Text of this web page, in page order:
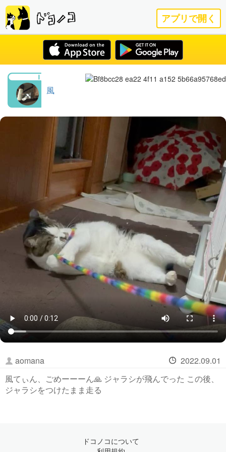
アプリで開く
風
aomana
2022.09.01
風てぃん、ごめーーーん🙏 ジャラシが飛んでった この後、
ジャラシをつけたまま走る
ドコノコについて